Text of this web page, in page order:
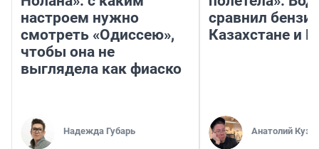
настроем нужно
смотреть «Одиссею»,
чтобы она не
выглядела как фиаско
Надежда Губарь
сравнил
Казахстане и
Анатолий